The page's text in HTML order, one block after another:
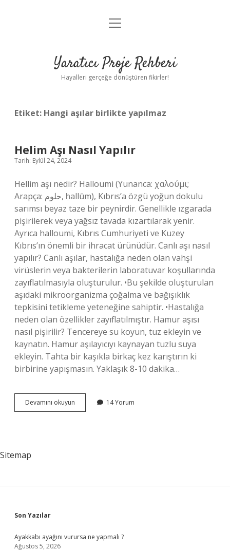
Anasayfa
Yasal Uyarı
menüyü
Yaratıcı Proje Rehberi
Hayalleri gerçeğe dönüştüren fikirler!
Etiket: Hangi aşılar birlikte yapılmaz
Helim Aşı Nasıl Yapılır
Tarih: Eylül 24, 2024
Hellim aşı nedir? Halloumi (Yunanca: χαλούμι;
Arapça: حلوم, ḥallūm), Kıbrıs’a özgü yoğun dokulu
sarımsı beyaz taze bir peynirdir. Genellikle ızgarada
pişirilerek veya yağsız tavada kızartılarak yenir.
Ayrıca halloumi, Kıbrıs Cumhuriyeti ve Kuzey
Kıbrıs’ın önemli bir ihracat ürünüdür. Canlı aşı nasıl
yapılır? Canlı aşılar, hastalığa neden olan vahşi
virüslerin veya bakterilerin laboratuvar koşullarında
zayıflatılmasıyla oluşturulur. •Bu şekilde oluşturulan
aşıdaki mikroorganizma çoğalma ve bağışıklık
tepkisini tetikleme yeteneğine sahiptir. •Hastalığa
neden olan özellikler zayıflatılmıştır. Hamur aşısı
nasıl pişirilir? Tencereye su koyun, tuz ekleyin ve
kaynatın. Hamur aşılayıcıyı kaynayan tuzlu suya
ekleyin. Tahta bir kaşıkla birkaç kez karıştırın ki
birbirine yapışmasın. Yaklaşık 8-10 dakika…
Devamını okuyun
Aşı
14 Yorum
Sitemap
Sidebar
Son Yazılar
Ayakkabı ayağını vurursa ne yapmalı ?
Ağustos 5, 2026